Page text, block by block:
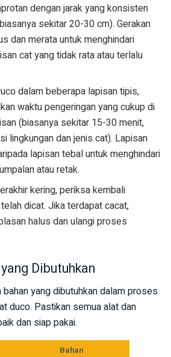
dengan jarak yang konsisten
sekitar 20-30 cm). Gerakan
dan merata untuk menghindari
cat yang tidak rata atau terlalu
dalam beberapa lapisan tipis,
waktu pengeringan yang cukup di
(biasanya sekitar 15-30 menit,
lingkungan dan jenis cat). Lapisan
lapisan tebal untuk menghindari
atau retak.
kering, periksa kembali
dicat. Jika terdapat cacat,
halus dan ulangi proses
Dibutuhkan
yang dibutuhkan dalam proses
duco. Pastikan semua alat dan
dan siap pakai.
Bahan